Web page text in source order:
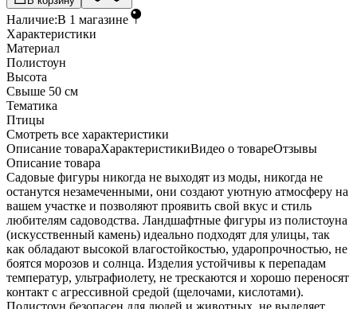
Наличие:В 1 магазине
Характеристики
Материал
Полистоун
Высота
Свыше 50 см
Тематика
Птицы
Cмотреть все характеристики
Описание товараХарактеристикиВидео о товареОтзывы
Описание товара
Садовые фигуры никогда не выходят из моды, никогда не
останутся незамеченными, они создают уютную атмосферу на
вашем участке и позволяют проявить свой вкус и стиль
любителям садоводства. Ландшафтные фигуры из полистоуна
(искусственный камень) идеально подходят для улицы, так
как обладают высокой влагостойкостью, ударопрочностью, не
боятся морозов и солнца. Изделия устойчивы к перепадам
температур, ультрафиолету, не трескаются и хорошо переносят
контакт с агрессивной средой (щелочами, кислотами).